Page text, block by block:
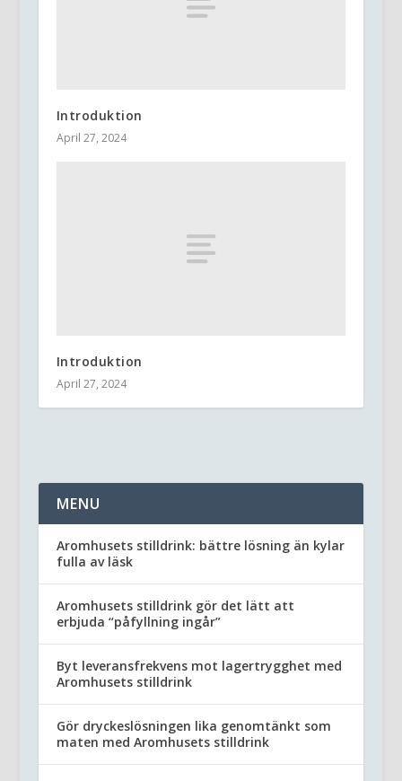
Introduktion
April 27, 2024
Introduktion
April 27, 2024
MENU
Aromhusets stilldrink: bättre lösning än kylar
fulla av läsk
Aromhusets stilldrink gör det lätt att
erbjuda “påfyllning ingår”
Byt leveransfrekvens mot lagertrygghet med
Aromhusets stilldrink
Gör dryckeslösningen lika genomtänkt som
maten med Aromhusets stilldrink